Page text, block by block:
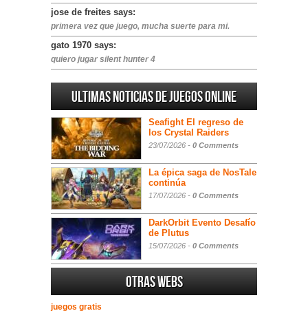
jose de freites says:
primera vez que juego, mucha suerte para mi.
gato 1970 says:
quiero jugar silent hunter 4
Ultimas noticias de juegos online
Seafight El regreso de
los Crystal Raiders
23/07/2026 - 0 Comments
La épica saga de NosTale
continúa
17/07/2026 - 0 Comments
DarkOrbit Evento Desafío
de Plutus
15/07/2026 - 0 Comments
Otras webs
juegos gratis